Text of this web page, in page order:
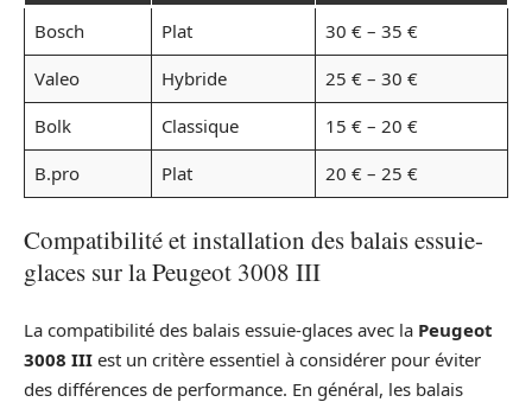
Bosch Plat
30 € – 35 €
Valeo
Hybride
25 € – 30 €
Bolk
Classique
15 € – 20 €
B.pro
Plat 20 € – 25 €
Compatibilité et installation des balais essuie-
glaces sur la Peugeot 3008 III
La compatibilité des balais essuie-glaces avec la Peugeot
3008 III est un critère essentiel à considérer pour éviter
des différences de performance. En général, les balais